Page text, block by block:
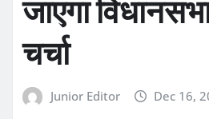
जाएगा
चर्चा
Junior Editor Dec 16,